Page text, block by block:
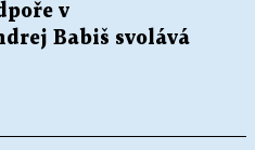
v
Babiš svolává